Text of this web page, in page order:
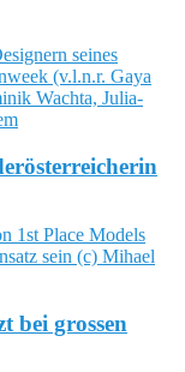
bei grossen